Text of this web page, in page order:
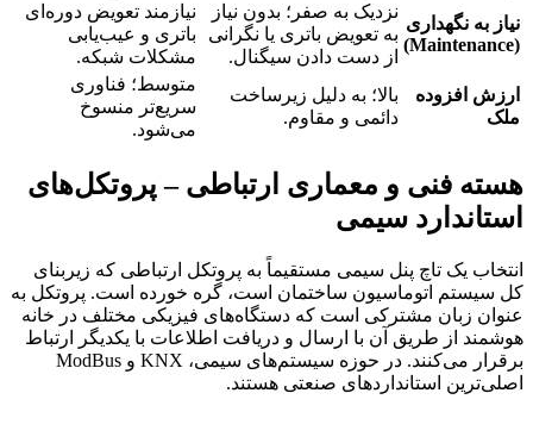
نیاز به نگهداری
(Maintenance)
نزدیک به صفر؛ بدون نیاز
به تعویض باتری یا نگرانی
از دست دادن سیگنال.
نیازمند تعویض دوره‌ای
باتری و عیب‌یابی
مشکلات شبکه.
ارزش افزوده
ملک
بالا؛ به دلیل زیرساخت
دائمی و مقاوم.
متوسط؛ فناوری
سریع‌تر منسوخ
می‌شود.
هسته فنی و معماری ارتباطی – پروتکل‌های
استاندارد سیمی
انتخاب یک تاچ پنل سیمی مستقیماً به پروتکل ارتباطی که زیربنای
کل سیستم اتوماسیون ساختمان است، گره خورده است. پروتکل به
عنوان زبان مشترکی است که دستگاه‌های فیزیکی مختلف در خانه
هوشمند از طریق آن با ارسال و دریافت اطلاعات با یکدیگر ارتباط
برقرار می‌کنند. در حوزه سیستم‌های سیمی، KNX و ModBus
اصلی‌ترین استانداردهای صنعتی هستند.